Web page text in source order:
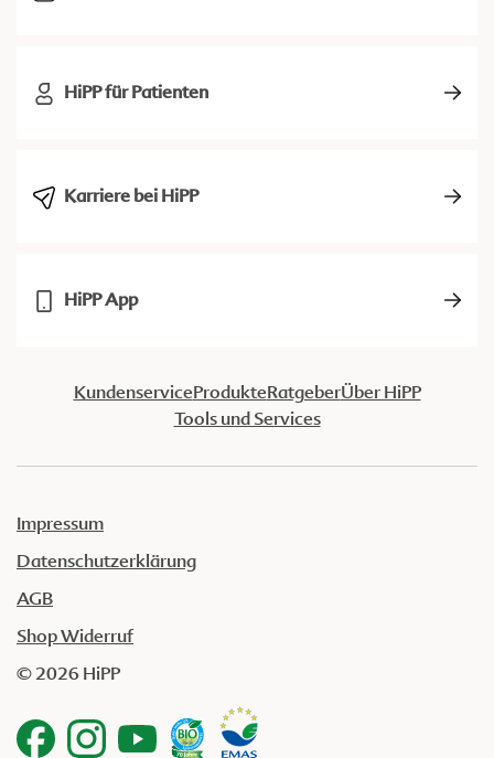
HiPP für Patienten
Karriere bei HiPP
HiPP App
KundenserviceProdukteRatgeberÜber HiPP
Tools und Services
Impressum
Datenschutzerklärung
AGB
Shop Widerruf
© 2026 HiPP